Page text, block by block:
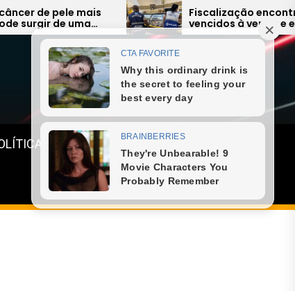
Fiscalização encontra alimentos
vencidos à venda e expõe falhas
graves na Região dos Lagos
GASTRONOMIA ESPORTE